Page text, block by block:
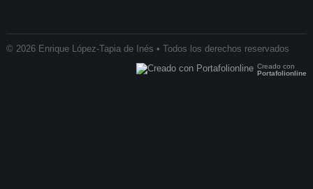
© 2026 Enrique López-Tapia de Inés • Todos los derechos reservados
Creado con
Portafolionline